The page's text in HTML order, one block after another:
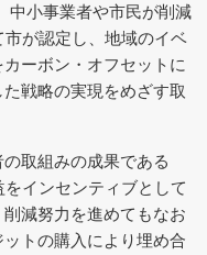
中小事業者や市民が削減
が認定し、地域のイベ
ーボン・オフセットに
戦略の実現をめざす取
取組みの成果である
インセンティブとして
減努力を進めてもなお
トの購入により埋め合